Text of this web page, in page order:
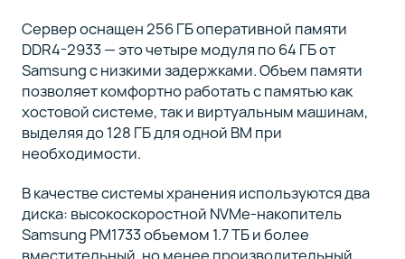
Сервер оснащен 256 ГБ оперативной памяти
DDR4-2933 — это четыре модуля по 64 ГБ от
Samsung с низкими задержками. Объем памяти
позволяет комфортно работать с памятью как
хостовой системе, так и виртуальным машинам,
выделяя до 128 ГБ для одной ВМ при
необходимости.
В качестве системы хранения используются два
диска: высокоскоростной NVMe-накопитель
Samsung PM1733 объемом 1.7 ТБ и более